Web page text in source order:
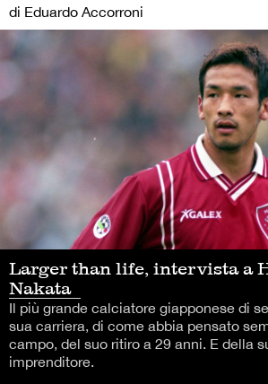
di Eduardo Accorroni
Larger than life, intervista a
Nakata
Il più grande calciatore giapponese di
sua carriera, di come abbia pensato
campo, del suo ritiro a 29 anni. E della
imprenditore.